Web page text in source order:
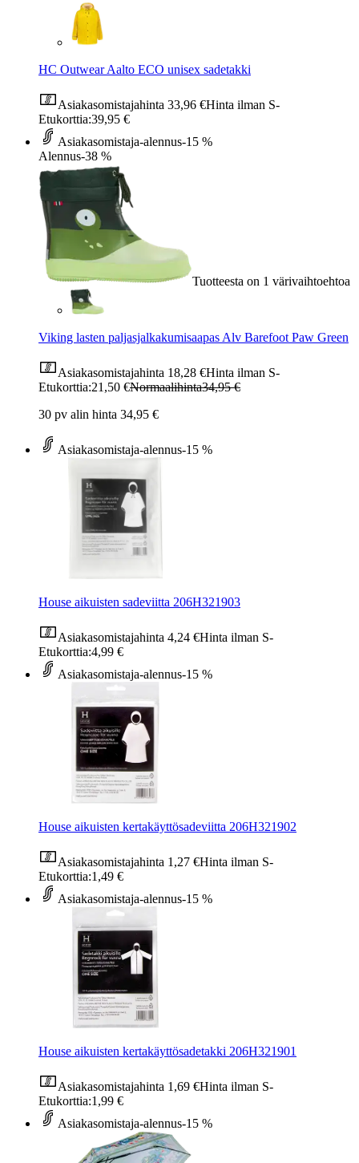
HC Outwear Aalto ECO unisex sadetakki
Asiakasomistajahinta 33,96 €Hinta ilman S-
Etukorttia:39,95 €
Asiakasomistaja-alennus-15 %
Alennus-38 %
Tuotteesta on 1 värivaihtoehtoa
Viking lasten paljasjalkakumisaapas Alv Barefoot Paw Green
Asiakasomistajahinta 18,28 €Hinta ilman S-
Etukorttia:21,50 €Normaalihinta34,95 €
30 pv alin hinta 34,95 €
Asiakasomistaja-alennus-15 %
House aikuisten sadeviitta 206H321903
Asiakasomistajahinta 4,24 €Hinta ilman S-
Etukorttia:4,99 €
Asiakasomistaja-alennus-15 %
House aikuisten kertakäyttösadeviitta 206H321902
Asiakasomistajahinta 1,27 €Hinta ilman S-
Etukorttia:1,49 €
Asiakasomistaja-alennus-15 %
House aikuisten kertakäyttösadetakki 206H321901
Asiakasomistajahinta 1,69 €Hinta ilman S-
Etukorttia:1,99 €
Asiakasomistaja-alennus-15 %